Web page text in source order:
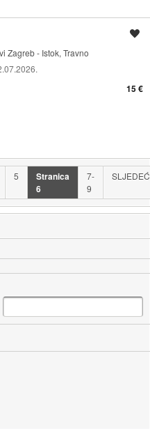
Zagreb - Istok, Travno
15 €
5
Stranica
6
7-
9